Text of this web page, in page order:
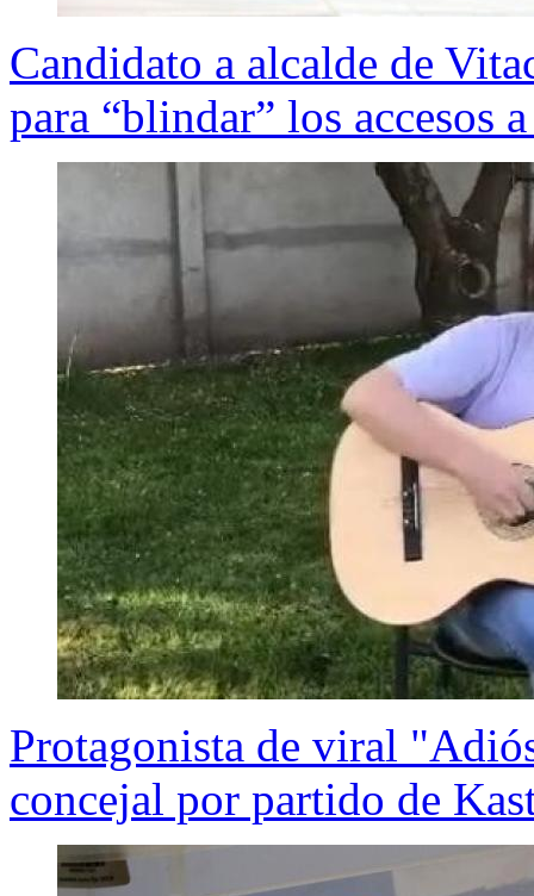
Candidato a alcalde de
para “blindar” los accesos
Protagonista de viral
concejal por partido de